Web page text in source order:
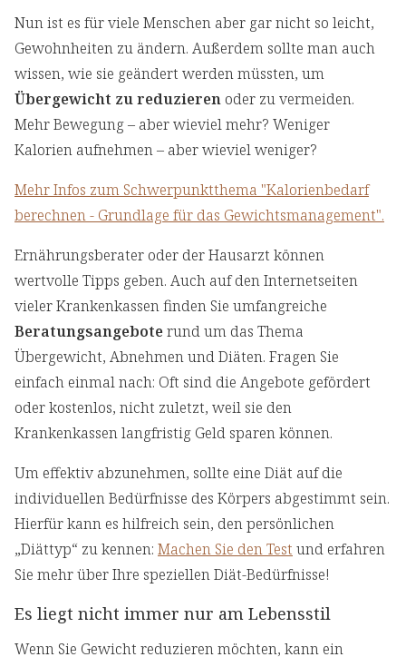
Nun ist es für viele Menschen aber gar nicht so leicht,
Gewohnheiten zu ändern. Außerdem sollte man auch
wissen, wie sie geändert werden müssten, um
Übergewicht zu reduzieren oder zu vermeiden.
Mehr Bewegung – aber wieviel mehr? Weniger
Kalorien aufnehmen – aber wieviel weniger?
Mehr Infos zum Schwerpunktthema "Kalorienbedarf
berechnen - Grundlage für das Gewichtsmanagement".
Ernährungsberater oder der Hausarzt können
wertvolle Tipps geben. Auch auf den Internetseiten
vieler Krankenkassen finden Sie umfangreiche
Beratungsangeboterund um das Thema
Übergewicht, Abnehmen und Diäten. Fragen Sie
einfach einmal nach: Oft sind die Angebote gefördert
oder kostenlos, nicht zuletzt, weil sie den
Krankenkassen langfristig Geld sparen können.
Um effektiv abzunehmen, sollte eine Diät auf die
individuellen Bedürfnisse des Körpers abgestimmt sein.
Hierfür kann es hilfreich sein, den persönlichen
„Diättyp“ zu kennen: Machen Sie den Test und erfahren
Sie mehr über Ihre speziellen Diät-Bedürfnisse!
Es liegt nicht immer nur am Lebensstil
Wenn Sie Gewicht reduzieren möchten, kann ein